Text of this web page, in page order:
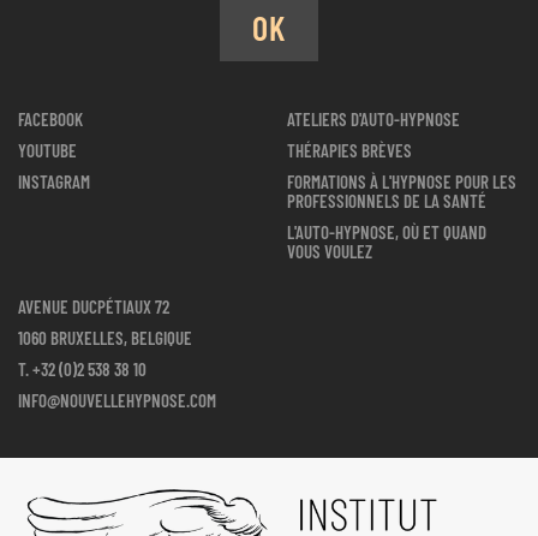
OK
FACEBOOK
YOUTUBE
INSTAGRAM
ATELIERS D'AUTO-HYPNOSE
THÉRAPIES BRÈVES
FORMATIONS À L'HYPNOSE POUR LES
PROFESSIONNELS DE LA SANTÉ
L'AUTO-HYPNOSE, OÙ ET QUAND
VOUS VOULEZ
AVENUE DUCPÉTIAUX 72
1060 BRUXELLES, BELGIQUE
T.+32 (0)2 538 38 10
INFO@NOUVELLEHYPNOSE.COM